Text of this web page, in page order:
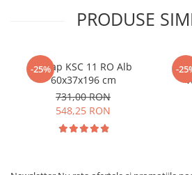
PRODUSE
-25%
Dulap KSC 11 RO Alb
60x37x196 cm
731,00 RON
548,25 RON
-